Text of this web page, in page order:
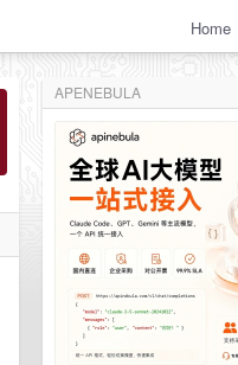
Home
APENEBULA